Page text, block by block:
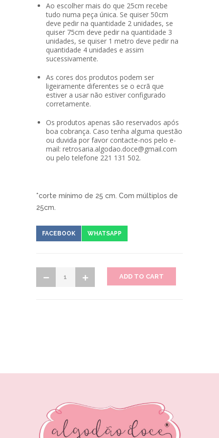
Ao escolher mais do que 25cm recebe
tudo numa peça única. Se quiser 50cm
deve pedir na quantidade 2 unidades, se
quiser 75cm deve pedir na quantidade 3
unidades, se quiser 1 metro deve pedir na
quantidade 4 unidades e assim
sucessivamente.
As cores dos produtos podem ser
ligeiramente diferentes se o ecrã que
estiver a usar não estiver configurado
corretamente.
Os produtos apenas são reservados após
boa cobrança. Caso tenha alguma questão
ou duvida por favor contacte-nos pelo e-
mail: retrosaria.algodao.doce@gmail.com
ou pelo telefone 221 131 502.
*corte mínimo de 25 cm. Com múltiplos de
25cm.
FACEBOOK WHATSAPP